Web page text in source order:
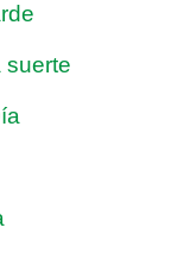
suerte